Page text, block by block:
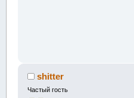
shitter
Частый гость